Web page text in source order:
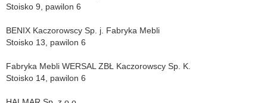
Stoisko 9, pawilon 6
BENIX Kaczorowscy Sp. j. Fabryka Mebli
Stoisko 13, pawilon 6
Fabryka Mebli WERSAL ZBŁ Kaczorowscy Sp. K.
Stoisko 14, pawilon 6